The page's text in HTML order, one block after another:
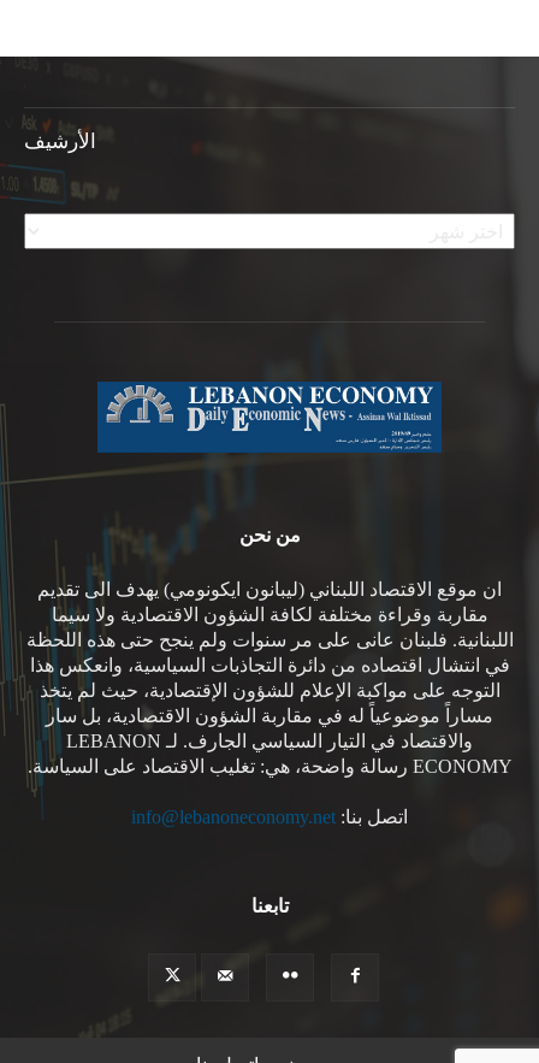
الأرشيف
الأرشيف
من نحن
ان موقع الاقتصاد اللبناني (ليبانون ايكونومي) يهدف الى تقديم
مقاربة وقراءة مختلفة لكافة الشؤون الاقتصادية ولا سيما
اللبنانية. فلبنان عانى على مر سنوات ولم ينجح حتى هذه اللحظة
في انتشال اقتصاده من دائرة التجاذبات السياسية، وانعكس هذا
التوجه على مواكبة الإعلام للشؤون الإقتصادية، حيث لم يتخذ
مساراً موضوعياً له في مقاربة الشؤون الاقتصادية، بل سار
والاقتصاد في التيار السياسي الجارف. لـ LEBANON
ECONOMY رسالة واضحة، هي: تغليب الاقتصاد على السياسة.
اتصل بنا: info@lebanoneconomy.net
تابعنا